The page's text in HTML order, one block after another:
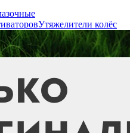
Утяжелители колёс